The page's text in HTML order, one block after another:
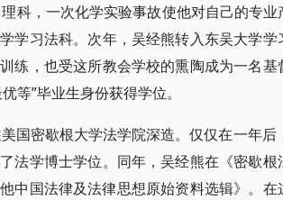
科，一次化学实验事故使他对自己的专
学习法科。次年，吴经熊转入东吴大学学
练，也受这所教会学校的熏陶成为一名基
等”毕业生身份获得学位。
国密歇根大学法学院深造。仅仅在一年后
法学博士学位。同年，吴经熊在《密歇根
国法律及法律思想原始资料选辑》。在